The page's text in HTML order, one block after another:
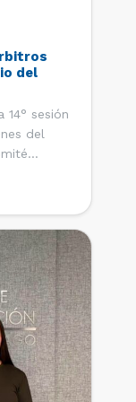
del
sesión
del
con la